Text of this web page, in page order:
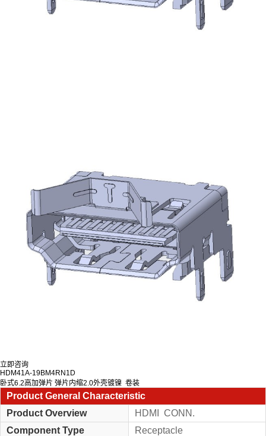
立即咨询
HDM41A-19BM4RN1D
卧式6.2高加弹片 弹片内缩2.0外壳镀镍 卷装
Product General Characteristic
Product Overview
HDMI CONN.
Component Type
Receptacle